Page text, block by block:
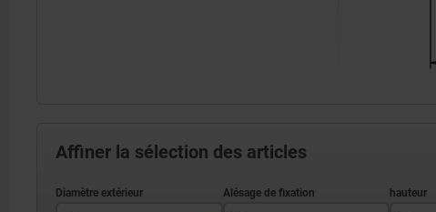
Affiner la sélection des articles